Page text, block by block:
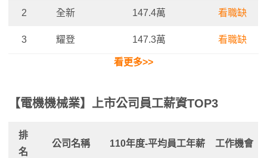
2 全新 147.4萬 看職缺
3 耀登 147.3萬 看職缺
看更多>>
【電機機械業】上市公司員工薪資TOP3
排
名
公司名稱 110年度-平均員工年薪 工作機會